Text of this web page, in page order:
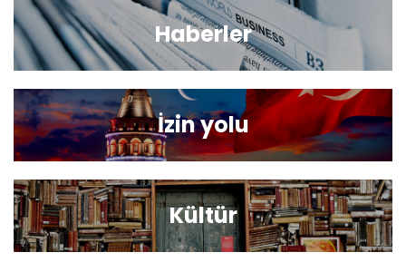
Haberler
İzin yolu
Kültür